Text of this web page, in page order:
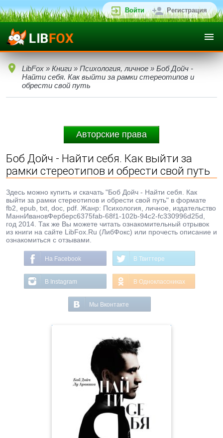
Войти Регистрация
LibFox » Книги » Психология, личное » Боб Дойч -
Найти себя. Как выйти за рамки стереотипов и
обрести свой путь
Авторские права
Боб Дойч - Найти себя. Как выйти за
рамки стереотипов и обрести свой путь
Здесь можно купить и скачать "Боб Дойч - Найти себя. Как
выйти за рамки стереотипов и обрести свой путь" в формате
fb2, epub, txt, doc, pdf. Жанр: Психология, личное, издательство
МаннИвановФерберc6375fab-68f1-102b-94c2-fc330996d25d,
год 2014. Так же Вы можете читать ознакомительный отрывок
из книги на сайте LibFox.Ru (ЛибФокс) или прочесть описание и
ознакомиться с отзывами.
На Facebook В Твиттере
В Instagram В Одноклассниках
Мы Вконтакте